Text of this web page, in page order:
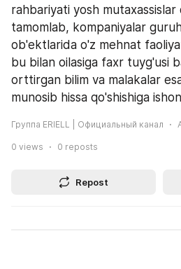
rahbariyati yosh
tamomlab, kompaniyalar
ob'ektlarida o'z mehnat
bu bilan oilasiga faxr tuyg'usi
orttirgan bilim va malakalar
munosib hissa qo'shishiga
Группа ERIELL | Официальный канал
0 views 0 reposts
Repost